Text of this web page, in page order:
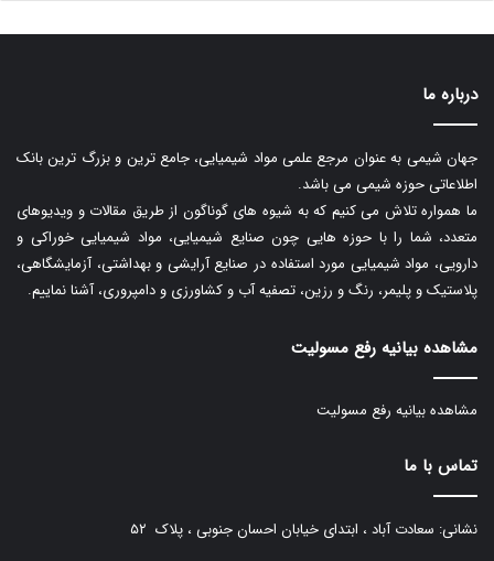
درباره ما
جهان شیمی به عنوان مرجع علمی مواد شیمیایی، جامع ترین و بزرگ ترین بانک
اطلاعاتی حوزه شیمی می باشد.
ما همواره تلاش می کنیم که به شیوه های گوناگون از طریق مقالات و ویدیوهای
متعدد، شما را با حوزه هایی چون صنایع شیمیایی، مواد شیمیایی خوراکی و
دارویی، مواد شیمیایی مورد استفاده در صنایع آرایشی و بهداشتی، آزمایشگاهی،
پلاستیک و پلیمر، رنگ و رزین، تصفیه آب و کشاورزی و دامپروری، آشنا نماییم.
مشاهده بیانیه رفع مسولیت
مشاهده بیانیه رفع مسولیت
تماس با ما
نشانی: سعادت آباد ، ابتدای خیابان احسان جنوبی ، پلاک ۵۲